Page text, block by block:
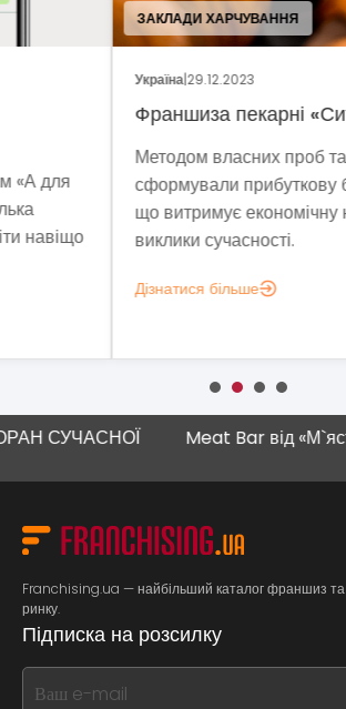
ЗАКЛАДИ ХАРЧУВАННЯ
29.12.2023
Франшиза пекарні «Сито»
Методом власних проб та
сформували прибуткову
що витримує економічну
виклики сучасності.
Дізнатися більше
Meat Bar від «М`ясторія»
Franchising.ua — найбільший каталог франшиз та
ринку.
Підписка на розсилку
If